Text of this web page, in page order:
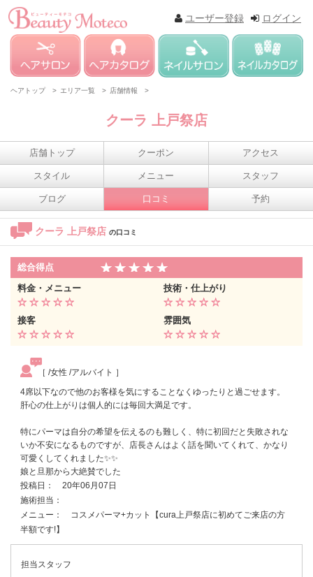
ログイン
ユーザー登録
ヘアトップ > エリア一覧 > 店舗情報 >
クーラ 上戸祭店
店舗トップ クーポン アクセス
スタイル メニュー スタッフ
ブログ 口コミ 予約
クーラ 上戸祭店 の口コミ
総合得点
料金・メニュー
技術・仕上がり
接客 雰囲気
［ /女性 /アルバイト ］
4席以下なので他のお客様を気にすることなくゆったりと過ごせます。
肝心の仕上がりは個人的には毎回大満足です。
特にパーマは自分の希望を伝えるのも難しく、特に初回だと失敗されな
いか不安になるものですが、店長さんはよく話を聞いてくれて、かなり
可愛くしてくれました✨✨
娘と旦那から大絶賛でした
投稿日： 20年06月07日
施術担当：
メニュー： コスメパーマ+カット【cura上戸祭店に初めてご来店の方
半額です!】
担当スタッフ